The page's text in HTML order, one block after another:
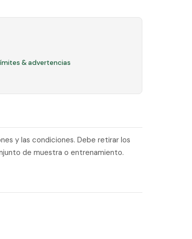
& advertencias
y las condiciones. Debe retirar los
de muestra o entrenamiento.